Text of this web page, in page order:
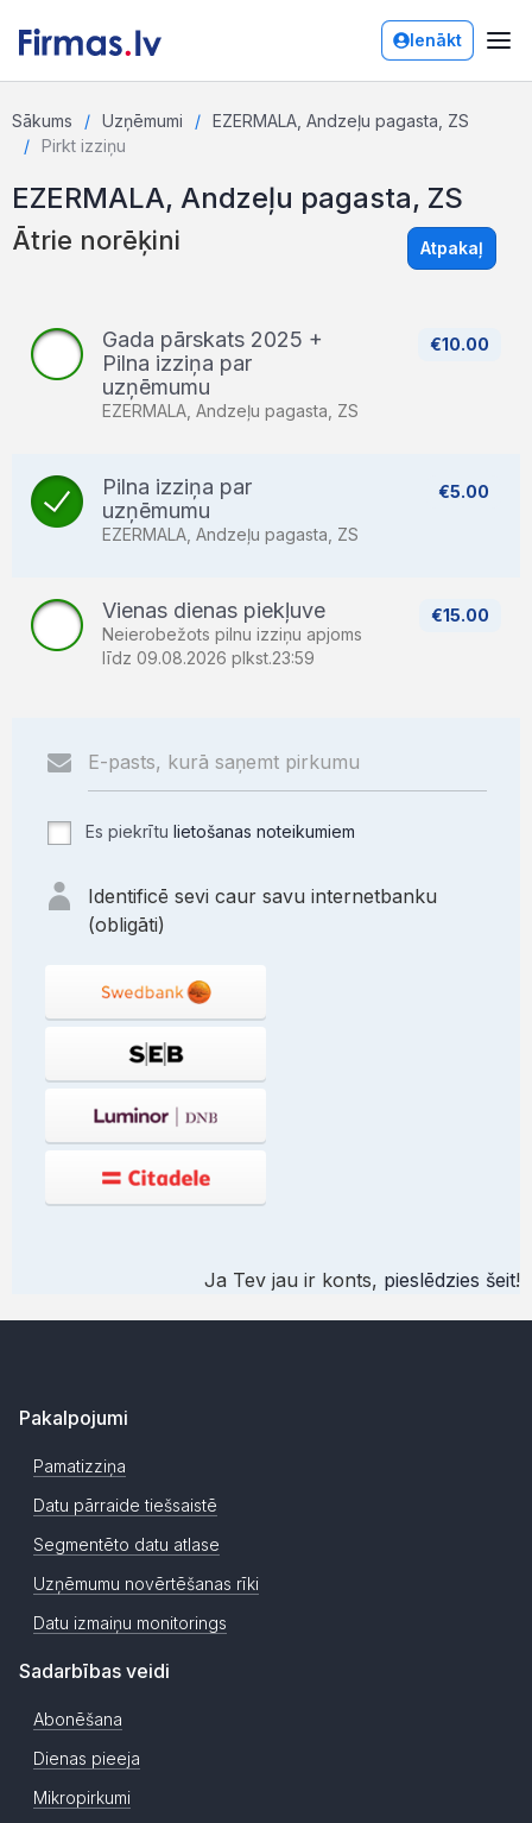
Ienākt
Sākums Uzņēmumi
EZERMALA, Andzeļu pagasta, ZS
Pirkt izziņu
EZERMALA, Andzeļu pagasta, ZS
Ātrie norēķini Atpakaļ
€10.00
Gada pārskats 2025 +
Pilna izziņa par
uzņēmumu
EZERMALA, Andzeļu pagasta, ZS
€5.00
Pilna izziņa par
uzņēmumu
EZERMALA, Andzeļu pagasta, ZS
€15.00
Vienas dienas piekļuve
Neierobežots pilnu izziņu apjoms
līdz 09.08.2026 plkst.23:59
Es piekrītu lietošanas noteikumiem
Identificē sevi caur savu internetbanku
(obligāti)
Ja Tev jau ir konts, pieslēdzies šeit!
Pakalpojumi
Pamatizziņa
Datu pārraide tiešsaistē
Segmentēto datu atlase
Uzņēmumu novērtēšanas rīki
Datu izmaiņu monitorings
Sadarbības veidi
Abonēšana
Dienas pieeja
Mikropirkumi